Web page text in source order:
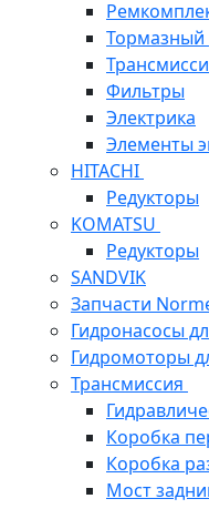
Тормазный
Фильтры
Электрика
Элементы
HITACHI
Редукторы
KOMATSU
Редукторы
SANDVIK
Запчасти
Гидронасосы
Гидромоторы
Трансмиссия
Коробка
Коробка
Мост